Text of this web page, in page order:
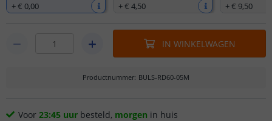
+€ 0,00
+€ 4,50
+€ 9,50
IN WINKELWAGEN
Productnummer: BULS-RD60-05M
Voor 23:45 uur besteld, morgen in huis